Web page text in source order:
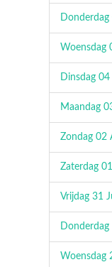
Woensdag
Dinsdag
Maandag
Zondag 02
Zaterdag
Vrijdag 31
Woensdag